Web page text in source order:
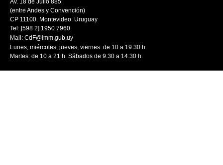
Av. 18 de Julio 885
(entre Andes y Convención)
CP 11100. Montevideo. Uruguay
Tel: [598 2] 1950 7960
Mail: CdF@imm.gub.uy
Lunes, miércoles, jueves, viernes: de 10 a 19.30 h.
Martes: de 10 a 21 h. Sábados de 9.30 a 14.30 h.